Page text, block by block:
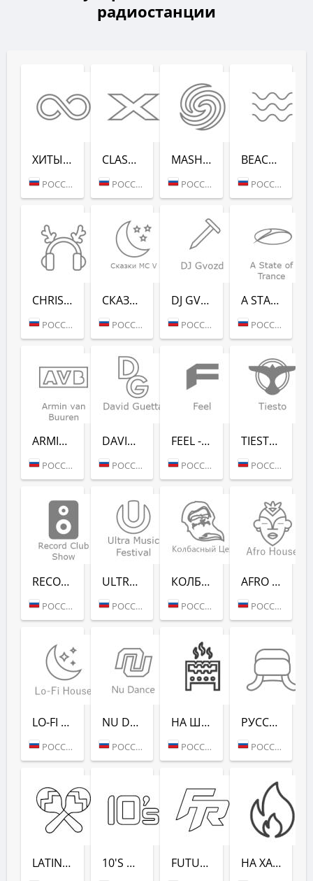
радиостанции
ХИТЫ ВСЕХ ВРЕ­МЕН (RADIO RECORD)
РОССИЯ (МОСКВА)
CLASSIX (RADIO RECORD)
РОССИЯ (МОСКВА)
MASHUP (РАДИО РЕКОРД)
РОССИЯ (МОСКВА)
BEACH PARTY (РАДИО РЕКОРД)
РОССИЯ (САНКТ-ПЕТЕРБУРГ)
CHRISTMAS CHILL (РАДИО РЕКОРД)
РОССИЯ (МОСКВА)
СКАЗ­КИ MC V (РАДИО РЕКОРД)
РОССИЯ (МОСКВА)
DJ GVOZD - RADIO RECORD
РОССИЯ (МОСКВА)
A STATE OF TRANCE - RADIO RECORD
РОССИЯ (МОСКВА)
ARMIN VAN BUUREN - RADIO RECORD
РОССИЯ (МОСКВА)
DAVID GUETTA - RADIO RECORD
РОССИЯ (МОСКВА)
FEEL - RADIO RECORD
РОССИЯ (МОСКВА)
TIESTO - RADIO RECORD
РОССИЯ (МОСКВА)
RECORD CLUB SHOW - RADIO RECORD
РОССИЯ (МОСКВА)
ULTRA MUSIC FESTIVAL - РАДИО РЕКОРД
РОССИЯ (МОСКВА)
КОЛБАСНЫЙ ЦЕХ (РАДИО РЕКОРД)
РОССИЯ (МОСКВА)
AFRO HOUSE (РАДИО РЕКОРД)
РОССИЯ (МОСКВА)
LO-FI HOUSE (РАДИО РЕКОРД)
РОССИЯ (МОСКВА)
NU DANCE (РАДИО РЕКОРД)
РОССИЯ (МОСКВА)
НА ШАШЛЫКИ (РАДИО РЕКОРД)
РОССИЯ (САНКТ-ПЕТЕРБУРГ)
РУССКАЯ ЗИМА (РАДИО РЕКОРД)
РОССИЯ (МОСКВА)
LATINA DANCE (РАДИО РЕКОРД) 10'S DANCE (РАДИО РЕКОРД) FUTURE RAVE (РАДИО РЕКОРД) НА ХАЙПЕ (РАДИО РЕКОРД)